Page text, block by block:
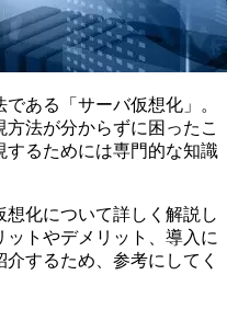
ある「サーバ仮想化」。
法が分からずに困ったこ
するためには専門的な知識
化について詳しく解説し
トやデメリット、導入に
するため、参考にしてく